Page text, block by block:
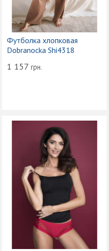
Футболка хлопковая
Dobranocka Shi4318
1 157 грн.